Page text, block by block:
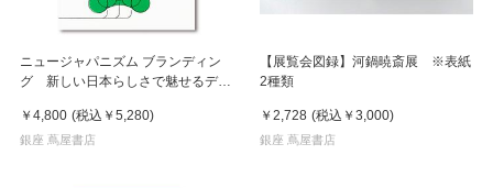
ニュージャパニズム ブランディン
グ 新しい日本らしさで魅せるデザ
￥4,800 (税込 ￥5,280)
銀座 蔦屋書店
【展覧会図録】河鍋暁斎展 ※表紙
2種類
￥2,728 (税込 ￥3,000)
銀座 蔦屋書店